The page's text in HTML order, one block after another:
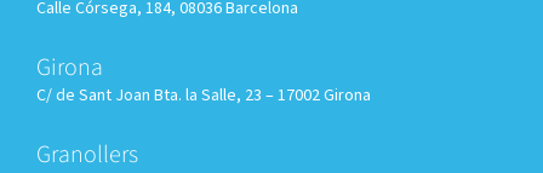
Calle Córsega, 184, 08036 Barcelona
Girona
C/ de Sant Joan Bta. la Salle, 23 – 17002 Girona
Granollers